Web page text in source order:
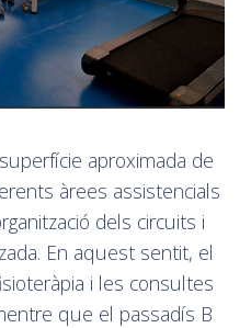
aproximada de
àrees assistencials
dels circuits i
En aquest sentit, el
i les consultes
que el passadís B